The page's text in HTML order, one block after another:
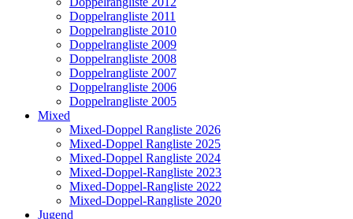
Doppelrangliste 2011
Doppelrangliste 2010
Doppelrangliste 2009
Doppelrangliste 2008
Doppelrangliste 2007
Doppelrangliste 2006
Doppelrangliste 2005
Mixed
Mixed-Doppel Rangliste 2026
Mixed-Doppel Rangliste 2025
Mixed-Doppel Rangliste 2024
Mixed-Doppel-Rangliste 2023
Mixed-Doppel-Rangliste 2022
Mixed-Doppel-Rangliste 2020
Jugend